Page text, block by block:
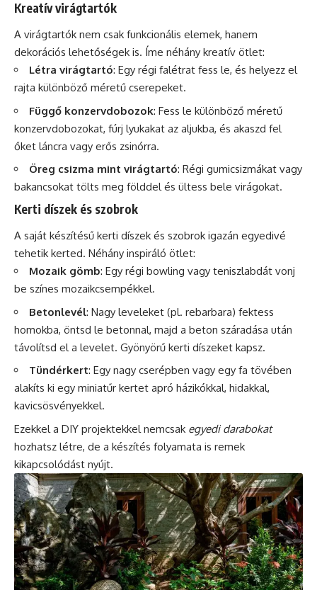
Kreatív virágtartók
A virágtartók nem csak funkcionális elemek, hanem
dekorációs lehetőségek is. Íme néhány kreatív ötlet:
Létra virágtartó: Egy régi falétrat fess le, és helyezz el
rajta különböző méretű cserepeket.
Függő konzervdobozok: Fess le különböző méretű
konzervdobozokat, fúrj lyukakat az aljukba, és akaszd fel
őket láncra vagy erős zsinórra.
Öreg csizma mint virágtartó: Régi gumicsizmákat vagy
bakancsokat tölts meg földdel és ültess bele virágokat.
Kerti díszek és szobrok
A saját készítésű kerti díszek és szobrok igazán egyedivé
tehetik kerted. Néhány inspiráló ötlet:
Mozaik gömb: Egy régi bowling vagy teniszlabdát vonj
be színes mozaikcsempékkel.
Betonlevél: Nagy leveleket (pl. rebarbara) fektess
homokba, öntsd le betonnal, majd a beton száradása után
távolítsd el a levelet. Gyönyörű kerti díszeket kapsz.
Tündérkert: Egy nagy cserépben vagy egy fa tövében
alakíts ki egy miniatűr kertet apró házikókkal, hidakkal,
kavicsösvényekkel.
Ezekkel a DIY projektekkel nemcsak egyedi darabokat
hozhatsz létre, de a készítés folyamata is remek
kikapcsolódást nyújt.